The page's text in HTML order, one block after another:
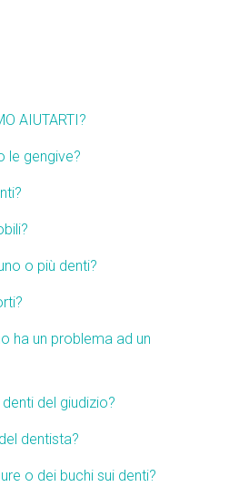
AIUTARTI?
le gengive?
o più denti?
ha un problema ad un
del giudizio?
dentista?
o dei buchi sui denti?